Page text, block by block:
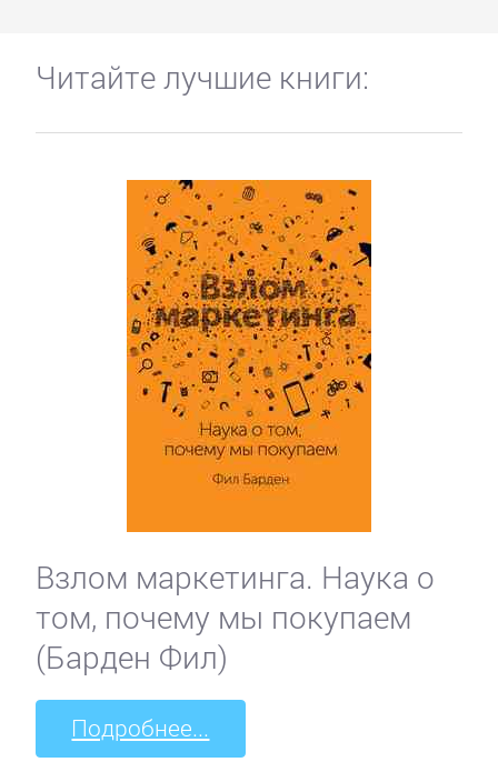
Читайте лучшие книги:
Взлом маркетинга. Наука о
том, почему мы покупаем
(Барден Фил)
Подробнее...